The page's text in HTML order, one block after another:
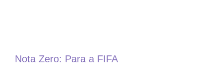
Nota Zero: Para a FIFA